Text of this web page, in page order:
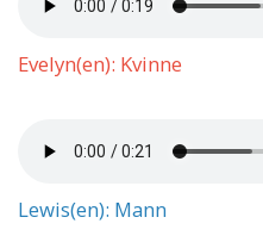
Evelyn(en): Kvinne
Lewis(en): Mann